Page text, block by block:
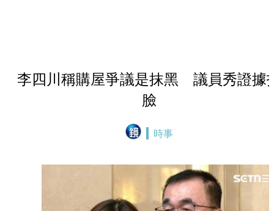
李四川稱購屋爭議是抹黑 議員秀證據
臉
時事